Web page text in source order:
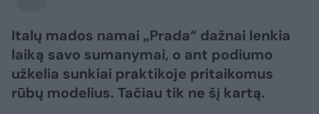
Italų mados namai „Prada“ dažnai lenkia
laiką savo sumanymai, o ant podiumo
užkelia sunkiai praktikoje pritaikomus
rūbų modelius. Tačiau tik ne šį kartą.